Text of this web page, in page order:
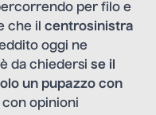
per filo e
che il centrosinistra
oggi ne
da chiedersi se il
un pupazzo con
con opinioni